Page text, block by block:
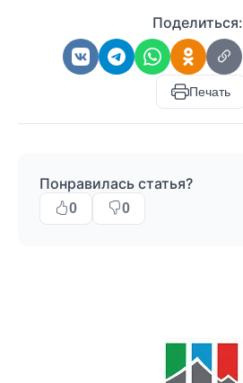
Поделиться:
Печать
Понравилась статья?
0 0